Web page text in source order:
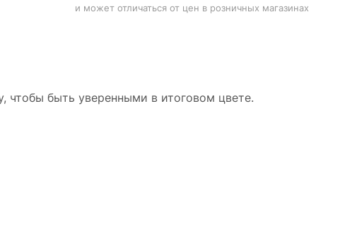
и может отличаться от цен в розничных магазинах
чтобы быть уверенными в итоговом цвете.